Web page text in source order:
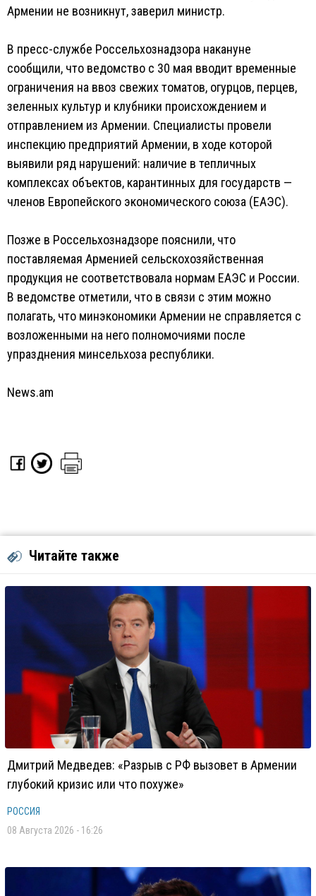
Армении не возникнут, заверил министр.
В пресс-службе Россельхознадзора накануне
сообщили, что ведомство с 30 мая вводит временные
ограничения на ввоз свежих томатов, огурцов, перцев,
зеленных культур и клубники происхождением и
отправлением из Армении. Специалисты провели
инспекцию предприятий Армении, в ходе которой
выявили ряд нарушений: наличие в тепличных
комплексах объектов, карантинных для государств —
членов Европейского экономического союза (ЕАЭС).
Позже в Россельхознадзоре пояснили, что
поставляемая Арменией сельскохозяйственная
продукция не соответствовала нормам ЕАЭС и России.
В ведомстве отметили, что в связи с этим можно
полагать, что минэкономики Армении не справляется с
возложенными на него полномочиями после
упразднения минсельхоза республики.
News.am
Читайте также
Дмитрий Медведев: «Разрыв с РФ вызовет в Армении
глубокий кризис или что похуже»
РОССИЯ
08 Августа 2026 - 16:26